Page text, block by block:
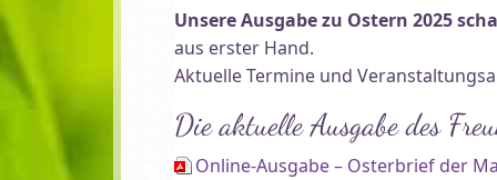
Unsere Ausgabe zu Ostern 2025
aus erster Hand.
Aktuelle Termine und
Die aktuelle Ausgabe des
Online-Ausgabe – Osterbrief der